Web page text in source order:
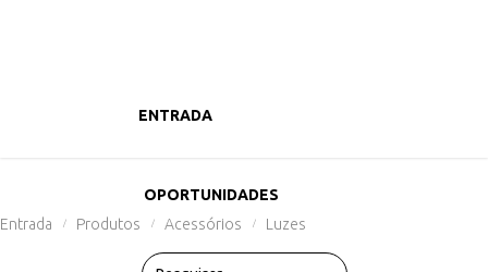
ENTRADA
OPORTUNIDADES
Entrada
/ Produtos / Acessórios / Luzes